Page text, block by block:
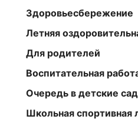
Здоровьесбережение
Летняя
Для родителей
Воспитательная
Очередь в детские
Школьная спортивная